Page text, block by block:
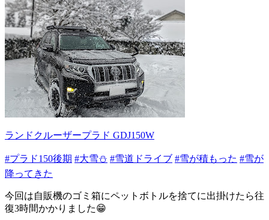
ランドクルーザープラド GDJ150W
#プラド150後期 #大雪⛄ #雪道ドライブ #雪が積もった #雪が
降ってきた
今回は自販機のゴミ箱にペットボトルを捨てに出掛けたら往
復3時間かかりました😁